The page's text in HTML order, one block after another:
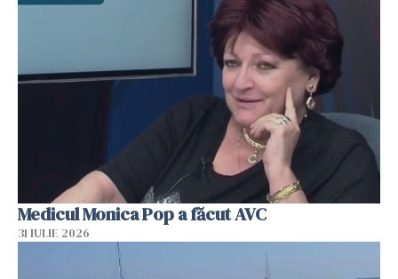
Medicul Monica Pop a făcut AVC
31 IULIE 2026